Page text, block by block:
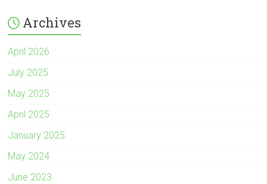
Archives
April 2026
July 2025
May 2025
April 2025
January 2025
May 2024
June 2023